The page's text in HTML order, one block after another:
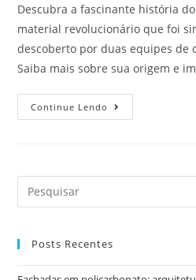
Descubra a fascinante história
material revolucionário que foi
descoberto por duas equipes de
Saiba mais sobre sua origem e
Continue Lendo
Posts Recentes